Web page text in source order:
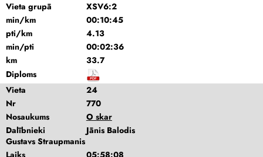
Vieta grupā
XSV6:2
min/km
00:10:45
pti/km
4.13
min/pti
00:02:36
km
33.7
Diploms
Vieta
24
Nr
770
Nosaukums
O skar
Dalībnieki
Jānis Balodis
Gustavs Straupmanis
Laiks
05:58:08